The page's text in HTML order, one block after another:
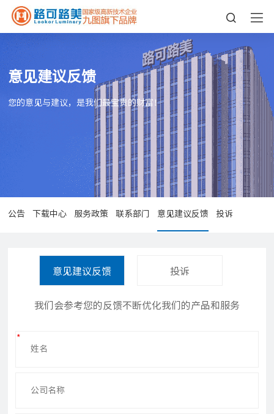
意见建议反馈
您的意见与建议，是我们最宝贵的财富！
公告 下载中心 服务政策 联系部门 意见建议反馈 投诉
意见建议反馈 投诉
我们会参考您的反馈不断优化我们的产品和服务